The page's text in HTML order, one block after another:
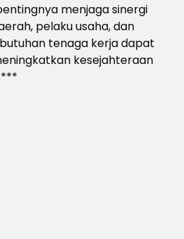
menjaga sinergi
pelaku usaha, dan
tenaga kerja dapat
kesejahteraan